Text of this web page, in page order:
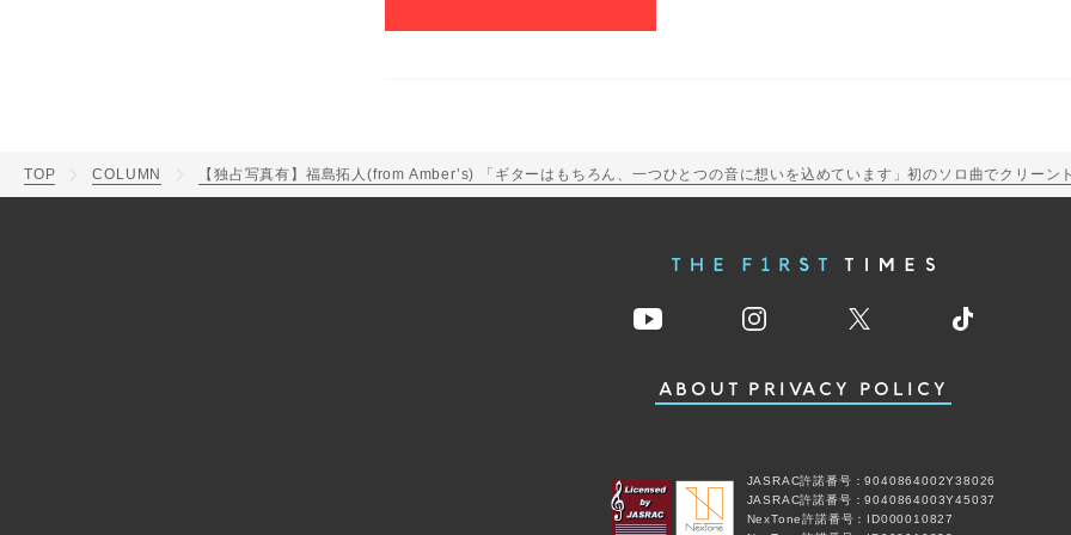
TOP COLUMN 【独占写真有】福島拓人(from Amber’s) 「ギターはもちろん、一つひとつの音に想いを込めています」初のソロ曲でクリーン
ABOUT PRIVACY POLICY
JASRAC許諾番号：9040864002Y38026
JASRAC許諾番号：9040864003Y45037
NexTone許諾番号：ID000010827